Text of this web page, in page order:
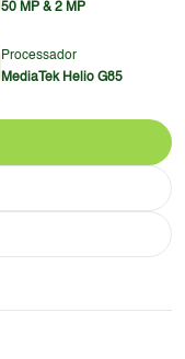
50 MP & 2 MP
Processador
MediaTek Helio G85